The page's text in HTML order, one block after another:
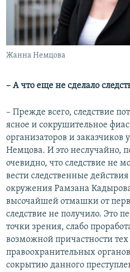
Жанна Немцова
– ​А что еще не сделало
– Прежде всего, следствие
ясное и сокрушительное
организаторов и заказчиков
Немцова. И это неслучайно,
очевидно, что следствие не
вести следственные
окружения Рамзана
высочайшей отмашки от
следствие не получило. Это
точки зрения, слабо
возможной причастности
правоохранительных
сокрытию данного